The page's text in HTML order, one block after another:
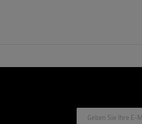
Geben Sie Ihre E-